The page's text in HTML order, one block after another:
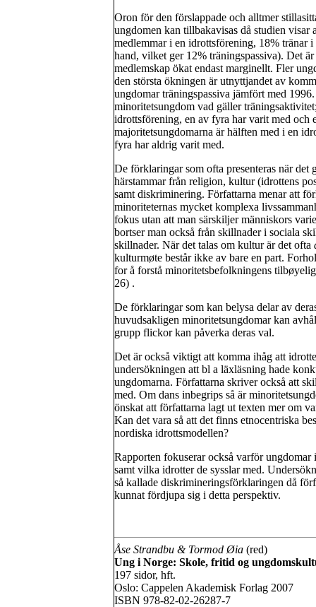
Oron för den förslappade och alltmer
ungdomen kan tillbakavisas då studien
medlemmar i en idrottsförening, 18% tränar
hand, vilket ger 12% träningspassiva). Det
medlemskap ökat endast marginellt. Fler
den största ökningen är utnyttjandet av
ungdomar träningspassiva jämfört med
minoritetsungdom vad gäller
idrottsförening, en av fyra har varit med
majoritetsungdomarna är hälften med i en
fyra har aldrig varit med.
De förklaringar som ofta presenteras när
härstammar från religion, kultur (idrottens
samt diskriminering. Författarna menar att
minoriteternas mycket komplexa
fokus utan att man särskiljer människors
bortser man också från skillnader i sociala
skillnader. När det talas om kultur är det ofta
kulturmøte består ikke av bare en part.
for å forstå minoritetsbefolkningens
26) .
De förklaringar som kan belysa delar av
huvudsakligen minoritetsungdomar kan
grupp flickor kan påverka deras val.
Det är också viktigt att komma ihåg att
undersökningen att bl a läxläsning hade
ungdomarna. Författarna skriver också att
med. Om dans inbegrips så är
önskat att författarna lagt ut texten mer om
Kan det vara så att det finns etnocentriska
nordiska idrottsmodellen?
Rapporten fokuserar också varför
samt vilka idrotter de sysslar med.
så kallade diskrimineringsförklaringen då
kunnat fördjupa sig i detta perspektiv.
Åse Strandbu & Tormod Øia (red)
Ung i Norge: Skole, fritid og
197 sidor, hft.
Oslo: Cappelen Akademisk Forlag 2007
ISBN 978-82-02-26287-7